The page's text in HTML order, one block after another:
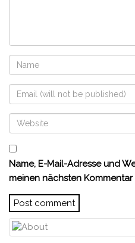
Name, E-Mail-Adresse und
meinen nächsten Kommentar